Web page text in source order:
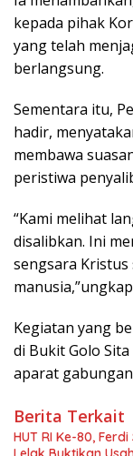
kepada pihak
yang telah
berlangsung.
Sementara itu,
hadir,
membawa
peristiwa
“Kami melihat
disalibkan. Ini
sengsara
Kegiatan yang
di Bukit Golo
aparat
Berita Terkait
HUT RI Ke-80,